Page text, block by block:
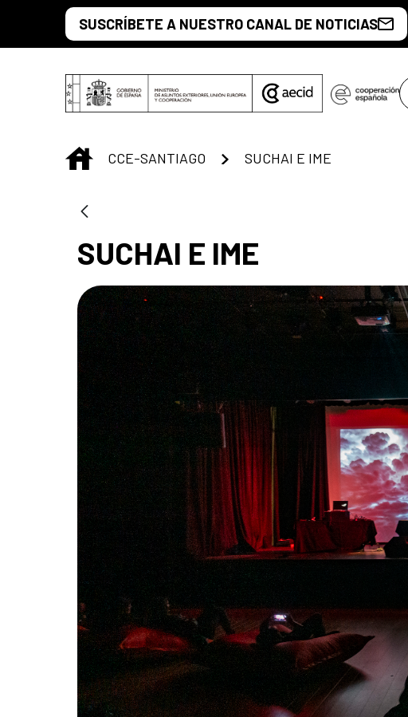
Saut au contenu principal
SUSCRÍBETE A NUESTRO CANAL DE NOTICIAS
INICIO
CCE-SANTIAGO SUCHAI E IME
SUCHAI E IME